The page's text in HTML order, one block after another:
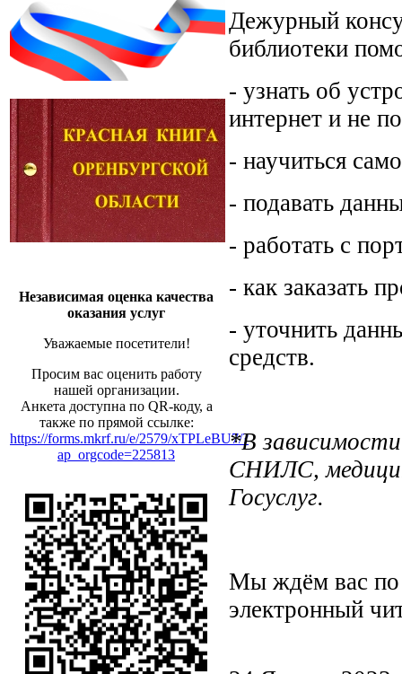
Независимая оценка качества
оказания услуг
Уважаемые посетители!
Просим вас оценить работу
нашей организации.
Анкета доступна по QR-коду, а
также по прямой ссылке:
https://forms.mkrf.ru/e/2579/xTPLeBU7/?
ap_orgcode=225813
Дежурный
библиотеки
- узнать об
интернет и не
- научиться
- подавать
- работать с
- как заказать
- уточнить
средств.
*В
СНИЛС,
Госуслуг.
Мы ждём вас по
электронный